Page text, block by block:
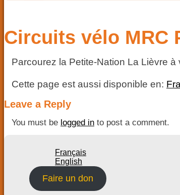
Circuits vélo MRC
Parcourez la Petite-Nation La Lièvre
Cette page est aussi disponible en:
Leave a Reply
You must be logged in to post a comment.
Français
English
Faire un don